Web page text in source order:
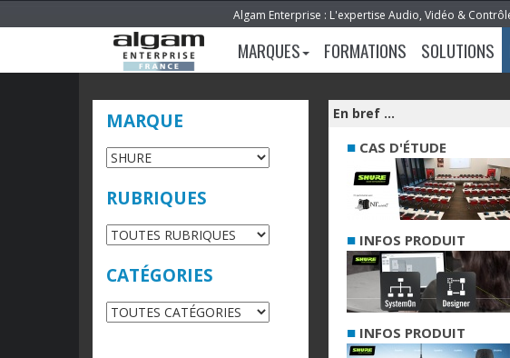
Algam Enterprise : L'expertise Audio, Vidéo &
MARQUES FORMATIONS SOLUTIONS
MARQUE
RUBRIQUES
CATÉGORIES
En bref ...
■ CAS D'ÉTUDE
■ INFOS PRODUIT
■ INFOS PRODUIT